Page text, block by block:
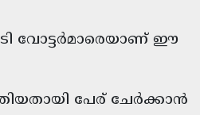
വോട്ടർമാരെയാണ് ഈ
പേര് ചേർക്കാൻ